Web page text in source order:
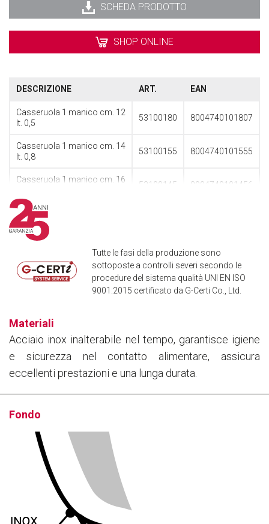
SCHEDA PRODOTTO
SHOP ONLINE
DESCRIZIONE ART. EAN
Casseruola 1 manico cm. 12
lt. 0,5
53100180 8004740101807
Casseruola 1 manico cm. 14
lt. 0,8
53100155 8004740101555
Casseruola 1 manico cm. 16
53100145 8004740101456
Tutte le fasi della produzione sono
sottoposte a controlli severi secondo le
procedure del sistema qualità UNI EN ISO
9001:2015 certificato da G-Certi Co., Ltd.
Materiali
Acciaio inox inalterabile nel tempo, garantisce igiene
e sicurezza nel contatto alimentare, assicura
eccellenti prestazioni e una lunga durata.
Fondo